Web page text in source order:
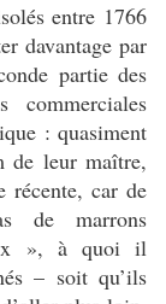
entre 1766
davantage par
partie des
: quasiment
de leur maître,
récente, car de
de marrons
», à quoi il
– soit qu’ils